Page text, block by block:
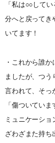
「私は○○して
分へと戻ってき
いてます！
・これから誰
ましたが、つ
言われて、そっ
「傷ついてい
ミュニケーシ
ざわざまた持ち